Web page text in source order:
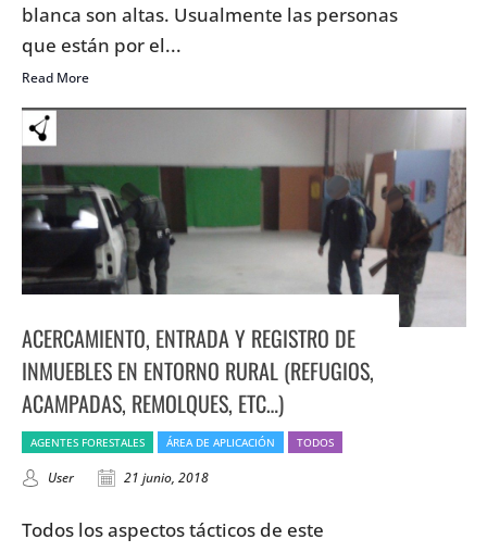
blanca son altas. Usualmente las personas
que están por el...
Read More
ACERCAMIENTO, ENTRADA Y REGISTRO DE
INMUEBLES EN ENTORNO RURAL (REFUGIOS,
ACAMPADAS, REMOLQUES, ETC…)
AGENTES FORESTALES ÁREA DE APLICACIÓN TODOS
User 21 junio, 2018
Todos los aspectos tácticos de este